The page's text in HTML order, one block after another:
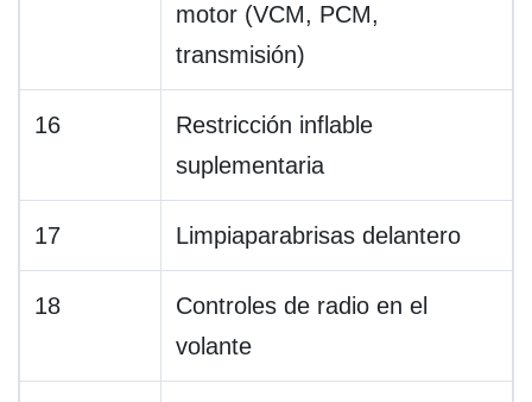
motor (VCM, PCM,
transmisión)
16
Restricción inflable
suplementaria
17 Limpiaparabrisas delantero
18
Controles de radio en el
volante